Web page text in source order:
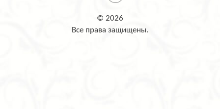
© 2026
Все права защищены.